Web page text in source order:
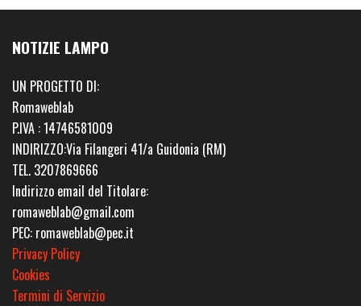
NOTIZIE LAMPO
UN PROGETTO DI:
Romaweblab
P.IVA : 14746581009
INDIRIZZO:Via Filangeri 41/a Guidonia (RM)
TEL. 3207869666
Indirizzo email del Titolare:
romaweblab@gmail.com
PEC: romaweblab@pec.it
Privacy Policy
Cookies
Termini di Servizio